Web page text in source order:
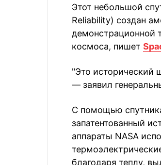
Этот небольшой
Reliability) создан
демонстрационной
космоса, пишет
"Это исторический
— заявил
С помощью
запатентованный
аппараты NASA
благодаря теплу,